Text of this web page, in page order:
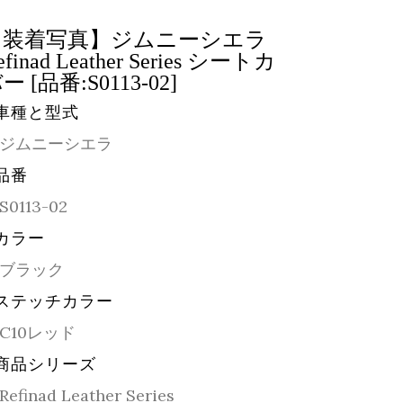
着写真】ジムニーシエラ
Leather Series シートカ
[品番:S0113-02]
種と型式
ジムニーシエラ
番
S0113-02
ラー
ブラック
テッチカラー
C10レッド
品シリーズ
Refinad Leather Series